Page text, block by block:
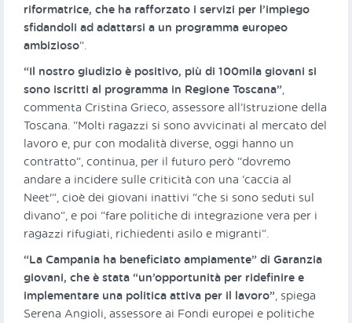
riformatrice, che ha rafforzato i servizi per l’impiego
sfidandoli ad adattarsi a un programma europeo
ambizioso“.
“Il nostro giudizio è positivo, più di 100mila giovani si
sono iscritti al programma in Regione Toscana”,
commenta Cristina Grieco, assessore all’Istruzione della
Toscana. “Molti ragazzi si sono avvicinati al mercato del
lavoro e, pur con modalità diverse, oggi hanno un
contratto”, continua, per il futuro però “dovremo
andare a incidere sulle criticità con una ‘caccia al
Neet'”, cioè dei giovani inattivi “che si sono seduti sul
divano”, e poi “fare politiche di integrazione vera per i
ragazzi rifugiati, richiedenti asilo e migranti”.
“La Campania ha beneficiato ampiamente” di Garanzia
giovani, che è stata “un’opportunità per ridefinire e
implementare una politica attiva per il lavoro”, spiega
Serena Angioli, assessore ai Fondi europei e politiche